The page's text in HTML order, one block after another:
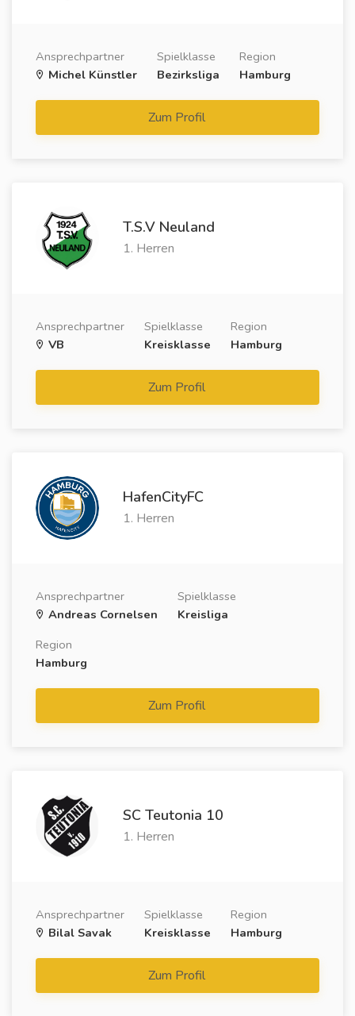
Ansprechpartner
Michel Künstler
Spielklasse
Bezirksliga
Region
Hamburg
Zum Profil
T.S.V Neuland
1. Herren
Ansprechpartner
VB
Spielklasse
Kreisklasse
Region
Hamburg
Zum Profil
HafenCityFC
1. Herren
Ansprechpartner
Andreas Cornelsen
Spielklasse
Kreisliga
Region
Hamburg
Zum Profil
SC Teutonia 10
1. Herren
Ansprechpartner
Bilal Savak
Spielklasse
Kreisklasse
Region
Hamburg
Zum Profil